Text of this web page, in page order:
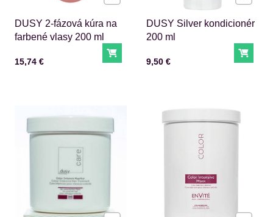
DUSY 2-fázová kúra na
farbené vlasy 200 ml
Cena s DPH
15,74 € Do košíka
DUSY Silver kondicionér
200 ml
Cena s DPH
9,50 € Do